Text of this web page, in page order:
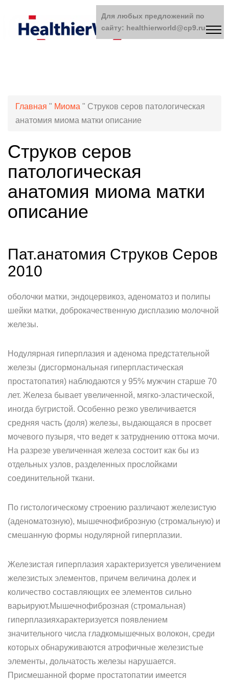
Главная " Миома " Струков серов патологическая
анатомия миома матки описание
Струков серов
патологическая
анатомия миома матки
описание
Пат.анатомия Струков Серов
2010
оболочки матки, эндоцервикоз, аденоматоз и полипы
шейки матки, доброкачественную дисплазию молочной
железы.
Нодулярная гиперплазия и аденома предстательной
железы (дисгормональная гиперпластическая
простатопатия) наблюдаются у 95% мужчин старше 70
лет. Железа бывает увеличенной, мягко-эластической,
иногда бугристой. Особенно резко увеличивается
средняя часть (доля) железы, выдающаяся в просвет
мочевого пузыря, что ведет к затруднению оттока мочи.
На разрезе увеличенная железа состоит как бы из
отдельных узлов, разделенных прослойками
соединительной ткани.
По гистологическому строению различают железистую
(аденоматозную), мышечнофиброзную (стромальную) и
смешанную формы нодулярной гиперплазии.
Железистая гиперплазия характеризуется увеличением
железистых элементов, причем величина долек и
количество составляющих ее элементов сильно
варьируют.Мышечнофиброзная (стромальная)
гиперплазияхарактеризуется появлением
значительного числа гладкомышечных волокон, среди
которых обнаруживаются атрофичные железистые
элементы, дольчатость железы нарушается.
Присмешанной форме простатопатии имеется
Для любых предложений по
сайту: healthierworld@cp9.ru